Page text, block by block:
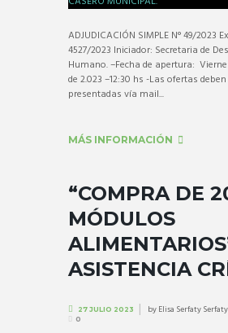
ADJUDICACIÓN SIMPLE N° 49/2023
4527/2023 Iniciador: Secretaria de
Humano. –Fecha de apertura:
de 2.023 –12:30 hs -Las ofertas
presentadas vía mail...
MÁS INFORMACIÓN
“COMPRA DE
MÓDULOS
ASISTENCIA
27 JULIO 2023 byElisa Serfaty Serfaty
0